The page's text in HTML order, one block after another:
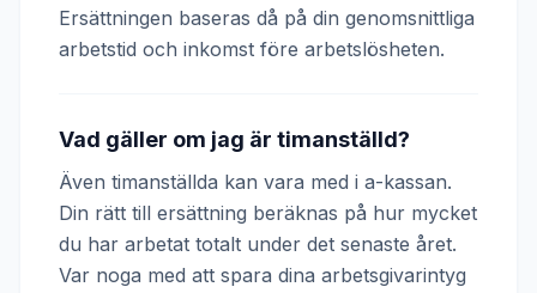
Ersättningen baseras då på din genomsnittliga
arbetstid och inkomst före arbetslösheten.
Vad gäller om jag är timanställd?
Även timanställda kan vara med i a-kassan.
Din rätt till ersättning beräknas på hur mycket
du har arbetat totalt under det senaste året.
Var noga med att spara dina arbetsgivarintyg